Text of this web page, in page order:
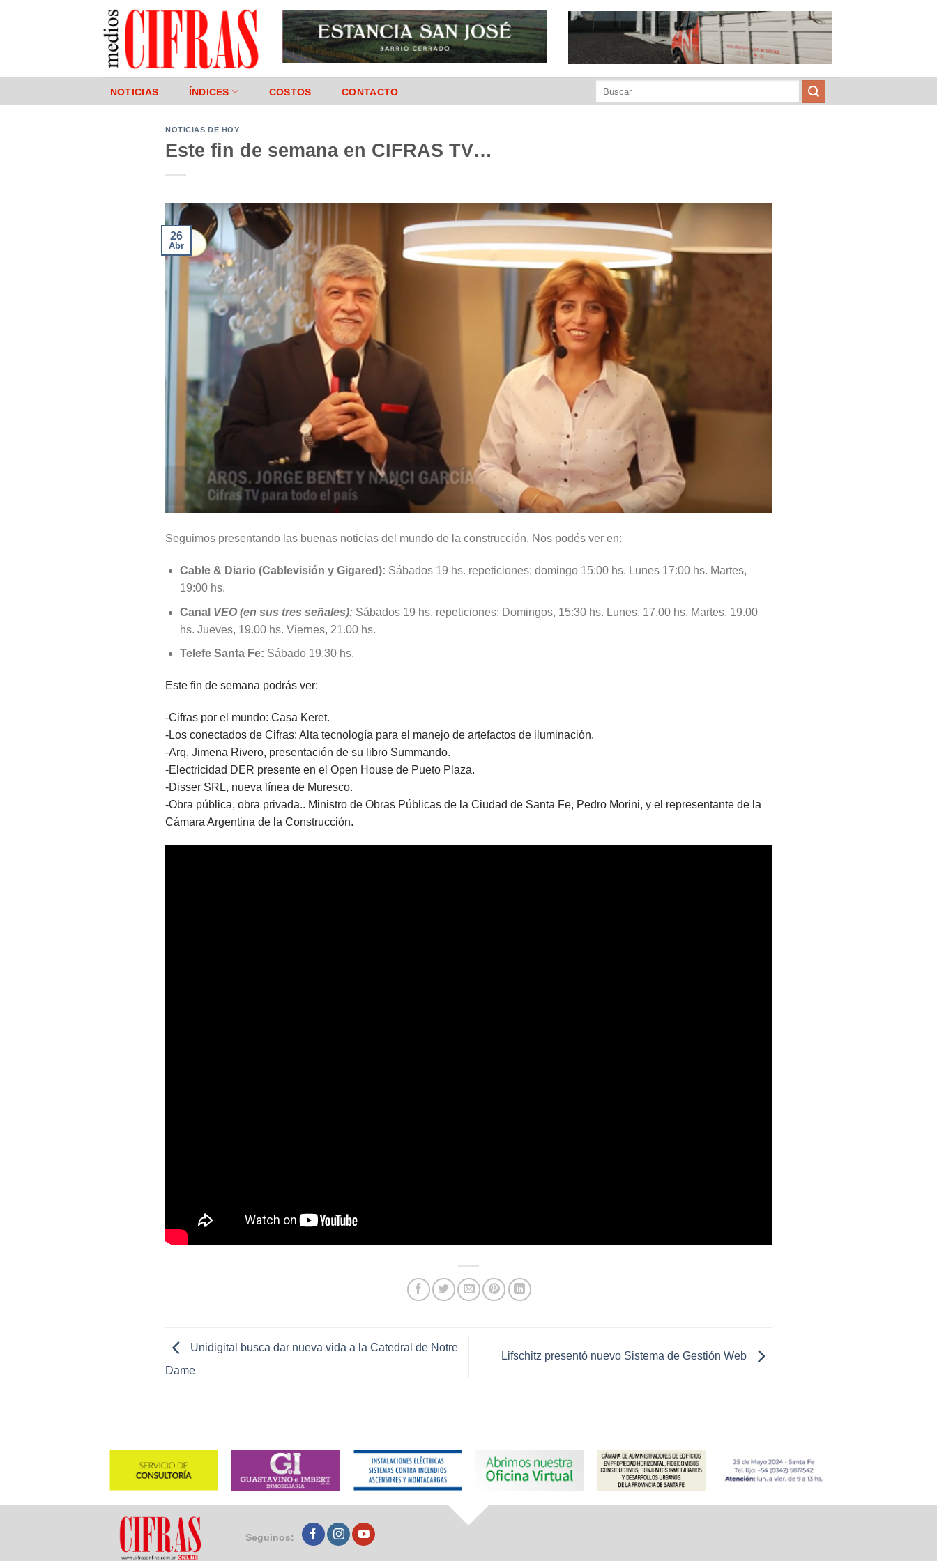
NOTICIAS ÍNDICES COSTOS CONTACTO
NOTICIAS DE HOY
Este fin de semana en CIFRAS TV…
26
Abr
Seguimos presentando las buenas noticias del mundo de la construcción. Nos podés ver en:
Cable & Diario (Cablevisión y Gigared): Sábados 19 hs. repeticiones: domingo 15:00 hs. Lunes 17:00 hs. Martes,
19:00 hs.
Canal VEO (en sus tres señales):Sábados 19 hs. repeticiones: Domingos, 15:30 hs. Lunes, 17.00 hs. Martes, 19.00
hs. Jueves, 19.00 hs. Viernes, 21.00 hs.
Telefe Santa Fe: Sábado 19.30 hs.
Este fin de semana podrás ver:
-Cifras por el mundo: Casa Keret.
-Los conectados de Cifras: Alta tecnología para el manejo de artefactos de iluminación.
-Arq. Jimena Rivero, presentación de su libro Summando.
-Electricidad DER presente en el Open House de Pueto Plaza.
-Disser SRL, nueva línea de Muresco.
-Obra pública, obra privada.. Ministro de Obras Públicas de la Ciudad de Santa Fe, Pedro Morini, y el representante de la
Cámara Argentina de la Construcción.
Unidigital busca dar nueva vida a la Catedral de Notre
Dame
Lifschitz presentó nuevo Sistema de Gestión Web
Seguinos: